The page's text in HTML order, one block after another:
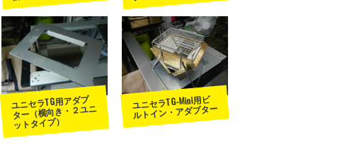
ユニセラTG用アダプ
ター（横向き・２ユニ
ットタイプ）
ユニセラTG-Mini用ビ
ルトイン・アダプター